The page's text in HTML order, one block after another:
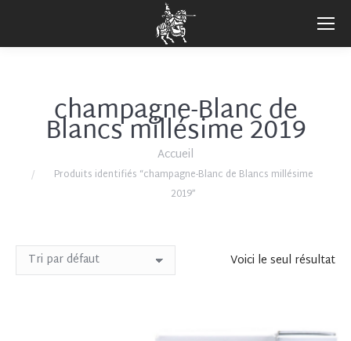
champagne-Blanc de
Blancs millésime 2019
Accueil
Produits identifiés “champagne-Blanc de Blancs millésime
2019”
Voici le seul résultat